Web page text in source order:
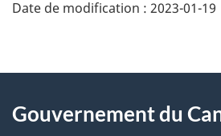
Date de modification : 2023-01-19
About
Gouvernement du